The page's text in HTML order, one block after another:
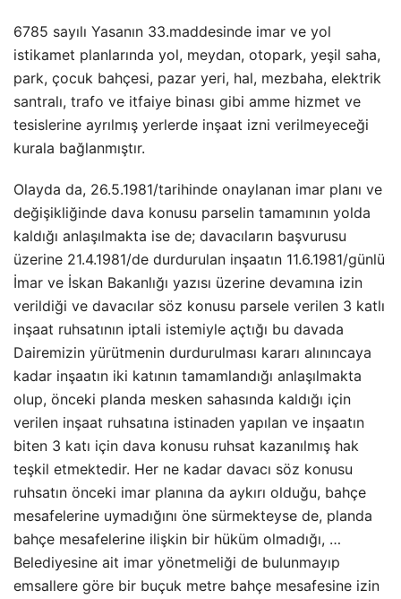
6785 sayılı Yasanın 33.maddesinde imar ve yol
istikamet planlarında yol, meydan, otopark, yeşil saha,
park, çocuk bahçesi, pazar yeri, hal, mezbaha, elektrik
santralı, trafo ve itfaiye binası gibi amme hizmet ve
tesislerine ayrılmış yerlerde inşaat izni verilmeyeceği
kurala bağlanmıştır.
Olayda da, 26.5.1981/tarihinde onaylanan imar planı ve
değişikliğinde dava konusu parselin tamamının yolda
kaldığı anlaşılmakta ise de; davacıların başvurusu
üzerine 21.4.1981/de durdurulan inşaatın 11.6.1981/günlü
İmar ve İskan Bakanlığı yazısı üzerine devamına izin
verildiği ve davacılar söz konusu parsele verilen 3 katlı
inşaat ruhsatının iptali istemiyle açtığı bu davada
Dairemizin yürütmenin durdurulması kararı alınıncaya
kadar inşaatın iki katının tamamlandığı anlaşılmakta
olup, önceki planda mesken sahasında kaldığı için
verilen inşaat ruhsatına istinaden yapılan ve inşaatın
biten 3 katı için dava konusu ruhsat kazanılmış hak
teşkil etmektedir. Her ne kadar davacı söz konusu
ruhsatın önceki imar planına da aykırı olduğu, bahçe
mesafelerine uymadığını öne sürmekteyse de, planda
bahçe mesafelerine ilişkin bir hüküm olmadığı, …
Belediyesine ait imar yönetmeliği de bulunmayıp
emsallere göre bir buçuk metre bahçe mesafesine izin